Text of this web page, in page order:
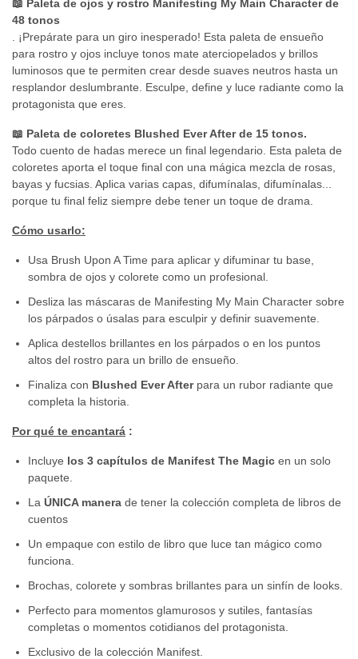
📖 Paleta de ojos y rostro Manifesting My Main Character de
48 tonos
. ¡Prepárate para un giro inesperado! Esta paleta de ensueño
para rostro y ojos incluye tonos mate aterciopelados y brillos
luminosos que te permiten crear desde suaves neutros hasta un
resplandor deslumbrante. Esculpe, define y luce radiante como la
protagonista que eres.
📖 Paleta de coloretes Blushed Ever After de 15 tonos.
Todo cuento de hadas merece un final legendario. Esta paleta de
coloretes aporta el toque final con una mágica mezcla de rosas,
bayas y fucsias. Aplica varias capas, difumínalas, difumínalas...
porque tu final feliz siempre debe tener un toque de drama.
Cómo usarlo:
Usa Brush Upon A Time para aplicar y difuminar tu base,
sombra de ojos y colorete como un profesional.
Desliza las máscaras de Manifesting My Main Character sobre
los párpados o úsalas para esculpir y definir suavemente.
Aplica destellos brillantes en los párpados o en los puntos
altos del rostro para un brillo de ensueño.
Finaliza con Blushed Ever Afterpara un rubor radiante que
completa la historia.
Por qué te encantará :
Incluye los 3 capítulos de Manifest The Magic en un solo
paquete.
La ÚNICA manera de tener la colección completa de libros de
cuentos
Un empaque con estilo de libro que luce tan mágico como
funciona.
Brochas, colorete y sombras brillantes para un sinfín de looks.
Perfecto para momentos glamurosos y sutiles, fantasías
completas o momentos cotidianos del protagonista.
Exclusivo de la colección Manifest.